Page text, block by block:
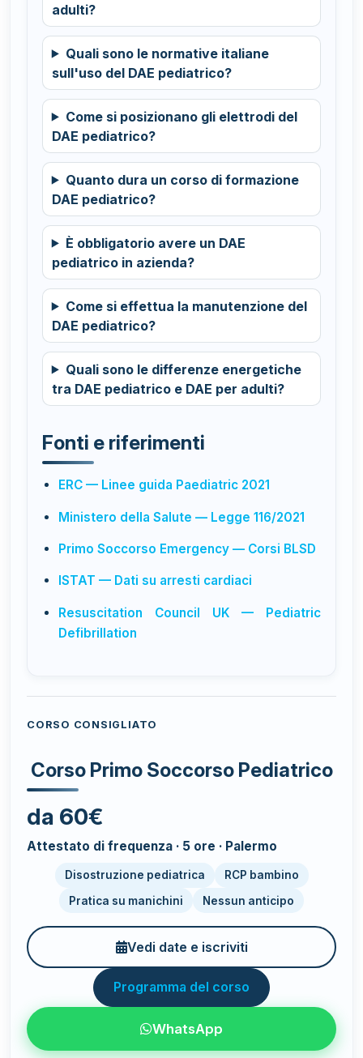
adulti?
Quali sono le normative italiane
sull'uso del DAE pediatrico?
Come si posizionano gli elettrodi del
DAE pediatrico?
Quanto dura un corso di formazione
DAE pediatrico?
È obbligatorio avere un DAE
pediatrico in azienda?
Come si effettua la manutenzione del
DAE pediatrico?
Quali sono le differenze energetiche
tra DAE pediatrico e DAE per adulti?
Fonti e riferimenti
ERC — Linee guida Paediatric 2021
Ministero della Salute — Legge 116/2021
Primo Soccorso Emergency — Corsi BLSD
ISTAT — Dati su arresti cardiaci
Resuscitation Council UK — Pediatric
Defibrillation
CORSO CONSIGLIATO
Corso Primo Soccorso Pediatrico
da 60€
Attestato di frequenza · 5 ore · Palermo
Disostruzione pediatrica
RCP bambino
Pratica su manichini
Nessun anticipo
Vedi date e iscriviti
Programma del corso
WhatsApp